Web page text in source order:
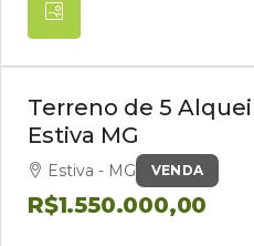
VENDA
Terreno de 5
Estiva MG
Estiva - MG
R$1.550.000,00